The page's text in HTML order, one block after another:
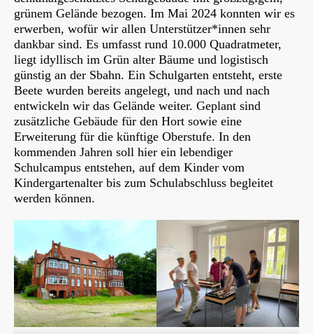
grünem Gelände bezogen. Im Mai 2024 konnten wir es
erwerben, wofür wir allen Unterstützer*innen sehr
dankbar sind. Es umfasst rund 10.000 Quadratmeter,
liegt idyllisch im Grün alter Bäume und logistisch
günstig an der Sbahn. Ein Schulgarten entsteht, erste
Beete wurden bereits angelegt, und nach und nach
entwickeln wir das Gelände weiter. Geplant sind
zusätzliche Gebäude für den Hort sowie eine
Erweiterung für die künftige Oberstufe. In den
kommenden Jahren soll hier ein lebendiger
Schulcampus entstehen, auf dem Kinder vom
Kindergartenalter bis zum Schulabschluss begleitet
werden können.